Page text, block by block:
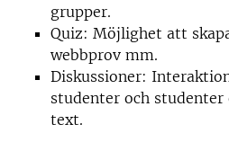
grupper.
Quiz: Möjlighet att
webbprov mm.
Diskussioner:
studenter och
text.